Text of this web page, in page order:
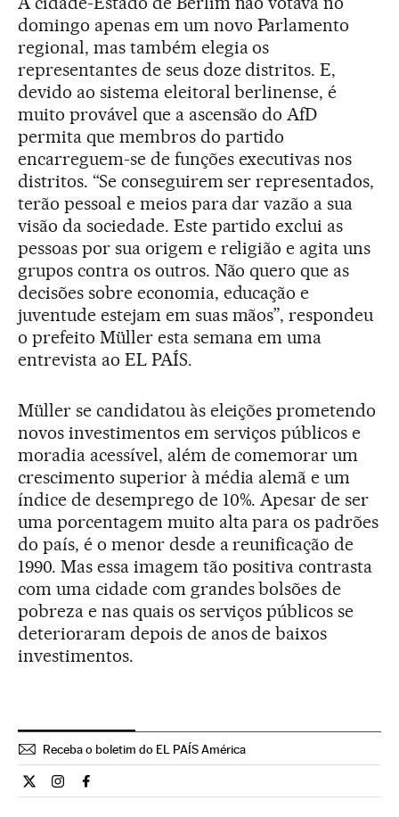
domingo apenas em um novo Parlamento
regional, mas também elegia os
representantes de seus doze distritos. E,
devido ao sistema eleitoral berlinense, é
muito provável que a ascensão do AfD
permita que membros do partido
encarreguem-se de funções executivas nos
distritos. “Se conseguirem ser representados,
terão pessoal e meios para dar vazão a sua
visão da sociedade. Este partido exclui as
pessoas por sua origem e religião e agita uns
grupos contra os outros. Não quero que as
decisões sobre economia, educação e
juventude estejam em suas mãos”, respondeu
o prefeito Müller esta semana em uma
entrevista ao EL PAÍS.
Müller se candidatou às eleições prometendo
novos investimentos em serviços públicos e
moradia acessível, além de comemorar um
crescimento superior à média alemã e um
índice de desemprego de 10%. Apesar de ser
uma porcentagem muito alta para os padrões
do país, é o menor desde a reunificação de
1990. Mas essa imagem tão positiva contrasta
com uma cidade com grandes bolsões de
pobreza e nas quais os serviços públicos se
deterioraram depois de anos de baixos
investimentos.
Receba o boletim do EL PAÍS América
Internacional El País Brasil en Twitter
Internacional El País Brasil en Instagram
Internacional El País Brasil en Facebook